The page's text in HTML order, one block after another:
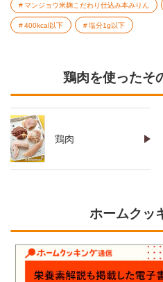
マンジョウ米麹こだわり仕込み本みりん
400kcal以下 塩分1g以下
鶏肉を使ったそ
鶏肉
ホームクッ